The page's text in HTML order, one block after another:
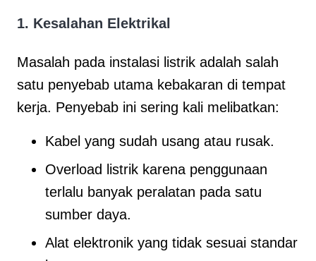
1. Kesalahan Elektrikal
Masalah pada instalasi listrik adalah salah
satu penyebab utama kebakaran di tempat
kerja. Penyebab ini sering kali melibatkan:
Kabel yang sudah usang atau rusak.
Overload listrik karena penggunaan
terlalu banyak peralatan pada satu
sumber daya.
Alat elektronik yang tidak sesuai standar